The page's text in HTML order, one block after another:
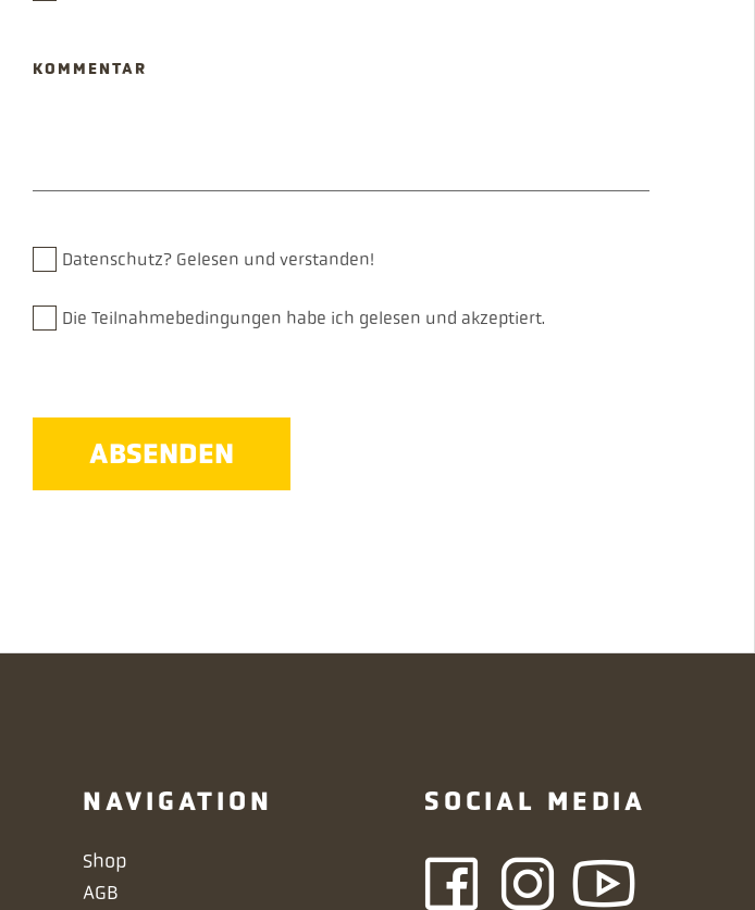
KOMMENTAR
Datenschutz? Gelesen und verstanden!
Die Teilnahmebedingungen habe ich gelesen und akzeptiert.
ABSENDEN
NAVIGATION
Navigation
überspringen
Shop
AGB
SOCIAL MEDIA